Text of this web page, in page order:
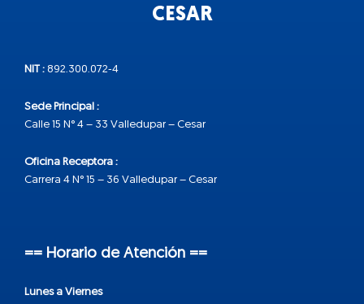
CESAR
NIT : 892.300.072-4
Sede Principal :
Calle 15 N° 4 – 33 Valledupar – Cesar
Oficina Receptora :
Carrera 4 N° 15 – 36 Valledupar – Cesar
== Horario de Atención ==
Lunes a Viernes